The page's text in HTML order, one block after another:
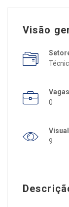
Visão
0
9